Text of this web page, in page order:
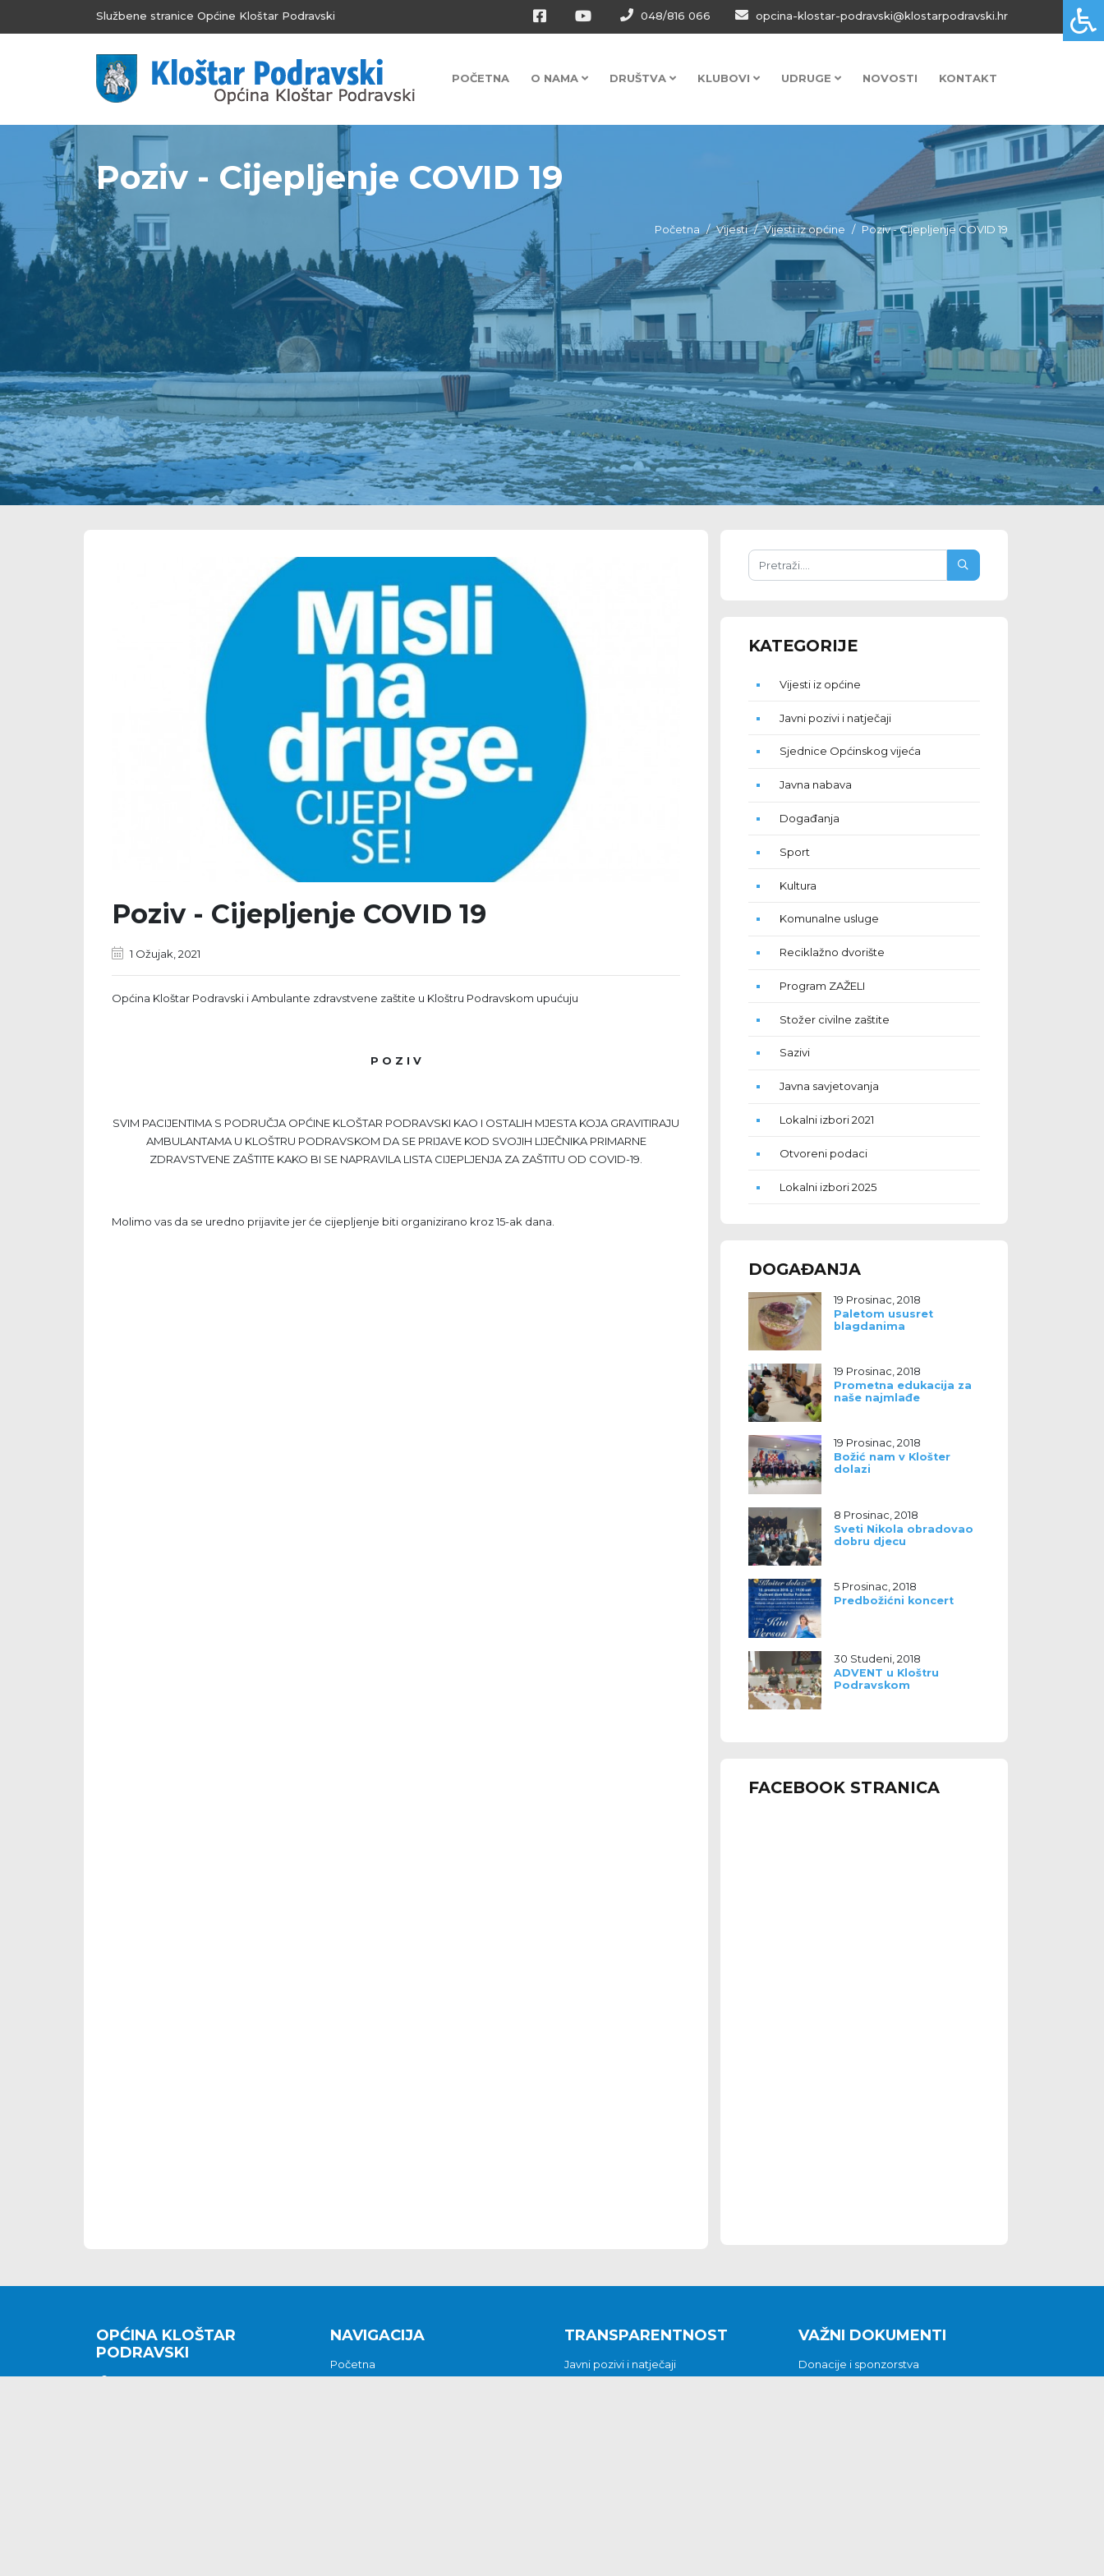
Službene stranice Općine Kloštar Podravski 048/816 066 opcina-klostar-podravski@klostarpodravski.hr
POČETNA O NAMA DRUŠTVA KLUBOVI UDRUGE NOVOSTI KONTAKT
Poziv - Cijepljenje COVID 19
Početna Vijesti Vijesti iz općine Poziv - Cijepljenje COVID 19
Poziv - Cijepljenje COVID 19
1 Ožujak, 2021
Općina Kloštar Podravski i Ambulante zdravstvene zaštite u Kloštru Podravskom upućuju
P O Z I V
SVIM PACIJENTIMA S PODRUČJA OPĆINE KLOŠTAR PODRAVSKI KAO I OSTALIH MJESTA KOJA GRAVITIRAJU
AMBULANTAMA U KLOŠTRU PODRAVSKOM DA SE PRIJAVE KOD SVOJIH LIJEČNIKA PRIMARNE
ZDRAVSTVENE ZAŠTITE KAKO BI SE NAPRAVILA LISTA CIJEPLJENJA ZA ZAŠTITU OD COVID-19.
Molimo vas da se uredno prijavite jer će cijepljenje biti organizirano kroz 15-ak dana.
KATEGORIJE
Vijesti iz općine
Javni pozivi i natječaji
Sjednice Općinskog vijeća
Javna nabava
Događanja
Sport
Kultura
Komunalne usluge
Reciklažno dvorište
Program ZAŽELI
Stožer civilne zaštite
Sazivi
Javna savjetovanja
Lokalni izbori 2021
Otvoreni podaci
Lokalni izbori 2025
DOGAĐANJA
19 Prosinac, 2018
Paletom ususret
blagdanima
19 Prosinac, 2018
Prometna edukacija za
naše najmlađe
19 Prosinac, 2018
Božić nam v Klošter
dolazi
8 Prosinac, 2018
Sveti Nikola obradovao
dobru djecu
5 Prosinac, 2018
Predbožićni koncert
30 Studeni, 2018
ADVENT u Kloštru
Podravskom
FACEBOOK STRANICA
OPĆINA KLOŠTAR
PODRAVSKI
NAVIGACIJA
Početna
TRANSPARENTNOST
Javni pozivi i natječaji
VAŽNI DOKUMENTI
Donacije i sponzorstva